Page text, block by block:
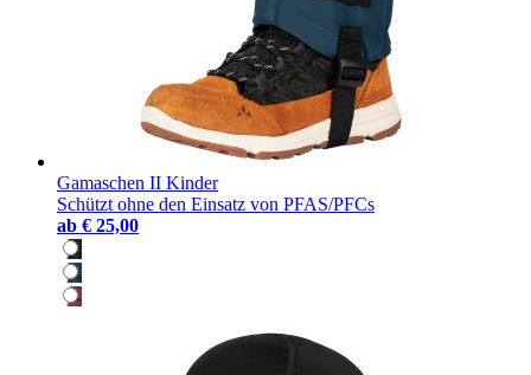
Gamaschen II Kinder
Schützt ohne den Einsatz von PFAS/PFCs
ab € 25,00